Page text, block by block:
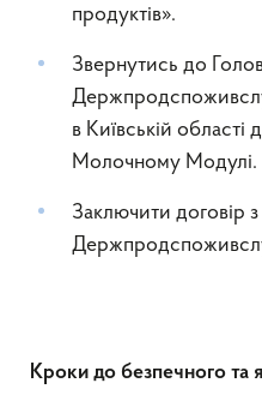
продуктів».
Звернутись до
в Київській області
Молочному Модулі.
Заключити договір
Кроки до безпечного та